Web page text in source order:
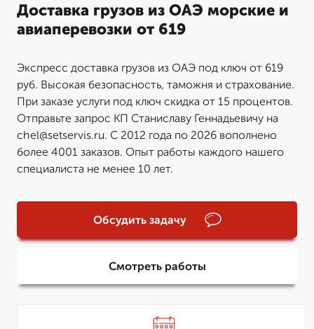
Доставка грузов из ОАЭ морские и
авиаперевозки от 619
Экспресс доставка грузов из ОАЭ под ключ от 619
руб. Высокая безопасность, таможня и страхование.
При заказе услуги под ключ скидка от 15 процентов.
Отправьте запрос КП Станиславу Геннадьевичу на
chel@setservis.ru. С 2012 года по 2026 вополнено
более 4001 заказов. Опыт работы каждого нашего
специалиста не менее 10 лет.
Обсудить задачу
Смотреть работы